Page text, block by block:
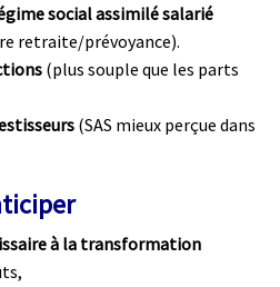
social assimilé salarié
retraite/prévoyance).
(plus souple que les parts
(SAS mieux perçue dans
à la transformation